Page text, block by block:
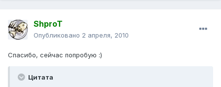
ShproT
Опубликовано 2 апреля, 2010
Спасибо, сейчас попробую :)
Цитата